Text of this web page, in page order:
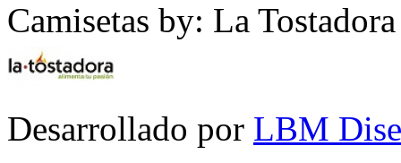
Camisetas by: La Tostadora
Desarrollado por LBM